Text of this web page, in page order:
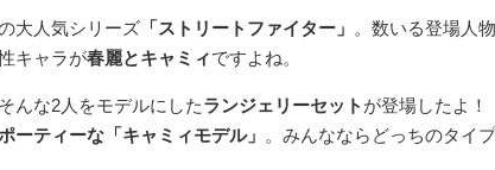
大人気シリーズ「ストリートファイター」 。数いる登場人
キャラが春麗とキャミィですよね。
んな2人をモデルにしたランジェリーセット が登場したよ！
ーティーな「キャミィモデル」 。みんなならどっちのタイ